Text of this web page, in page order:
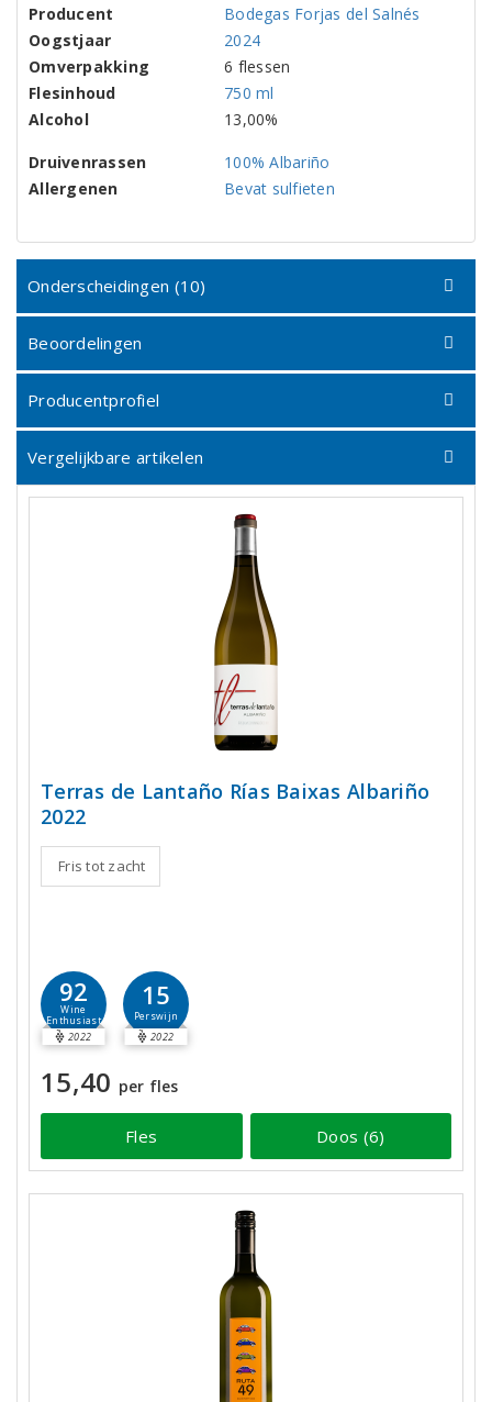
Producent
Bodegas Forjas del Salnés
Oogstjaar
2024
Omverpakking
6 flessen
Flesinhoud
750 ml
Alcohol
13,00%
Druivenrassen
100% Albariño
Allergenen
Bevat sulfieten
Onderscheidingen (10)
Beoordelingen
Producentprofiel
Vergelijkbare artikelen
Terras de Lantaño Rías Baixas Albariño
2022
Fris tot zacht
92
Wine
Enthusiast
2022
15
Perswijn
2022
15,40 per fles
Fles Doos (6)